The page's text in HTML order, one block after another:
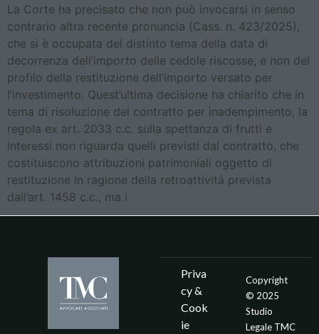
La Corte ha precisato che non può invocarsi in senso
contrario altra recente pronuncia (Cass. n. 423/2025),
che si è occupata del distinto tema della data di
decorrenza dell’importo delle cedole riscosse, e non del
profilo della restituzione dell’importo versato per
l’investimento. Quest’ultima decisione ha chiarito che in
tema di risoluzione del contratto per inadempimento, la
regola ex art. 2033 c.c. sulla spettanza di frutti e
interessi non riguarda quelli previsti dal contratto, che
costituiscono attribuzioni patrimoniali oggetto di
restituzione in ragione della retroattività prevista
dall’art. 1458 c.c., ma i
Priva
cy &
Cook
ie
Copyright
© 2025
Studio
Legale TMC